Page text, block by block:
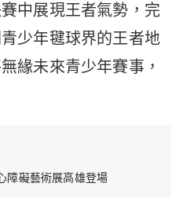
中展現王者氣勢，完
少年毽球界的王者地
緣未來青少年賽事，
障礙藝術展高雄登場